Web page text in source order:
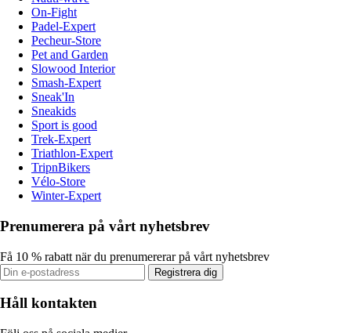
On-Fight
Padel-Expert
Pecheur-Store
Pet and Garden
Slowood Interior
Smash-Expert
Sneak'In
Sneakids
Sport is good
Trek-Expert
Triathlon-Expert
TripnBikers
Vélo-Store
Winter-Expert
Prenumerera på vårt nyhetsbrev
Få 10 % rabatt när du prenumererar på vårt nyhetsbrev
Registrera dig
Håll kontakten